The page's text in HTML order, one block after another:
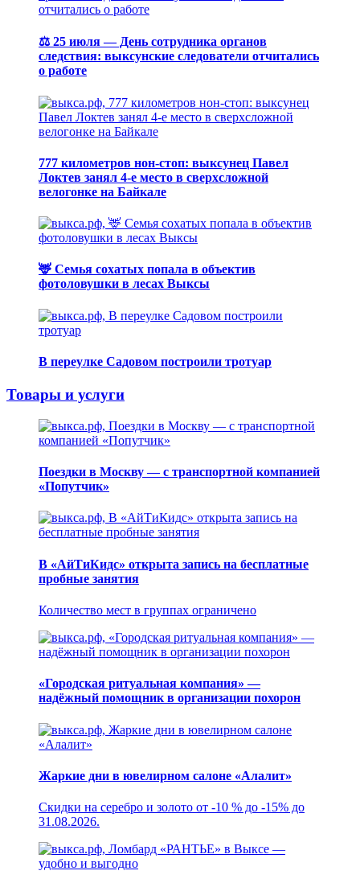
⚖️ 25 июля — День сотрудника органов
следствия: выксунские следователи отчитались
о работе
777 километров нон-стоп: выксунец Павел
Локтев занял 4-е место в сверхсложной
велогонке на Байкале
🦌 Семья сохатых попала в объектив
фотоловушки в лесах Выксы
В переулке Садовом построили тротуар
Товары и услуги
Поездки в Москву — с транспортной компанией
«Попутчик»
В «АйТиКидс» открыта запись на бесплатные
пробные занятия
Количество мест в группах ограничено
«Городская ритуальная компания» —
надёжный помощник в организации похорон
Жаркие дни в ювелирном салоне «Алалит»
Скидки на серебро и золото от -10 % до -15% до
31.08.2026.